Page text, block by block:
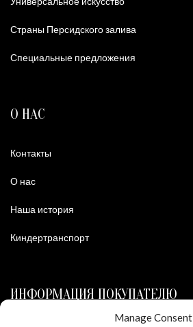
Manage Consent
Страны Персидского залива
Специальные предложения
О НАС
Контакты
О нас
Наша история
Киндертранспорт
ИНФОРМАЦИЯ ПОКУПАТЕЛЮ